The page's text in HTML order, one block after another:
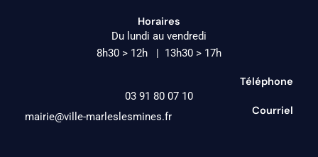
Horaires
Du lundi au vendredi
8h30 > 12h | 13h30 > 17h
Téléphone
03 91 80 07 10
Courriel
mairie@ville-marleslesmines.fr